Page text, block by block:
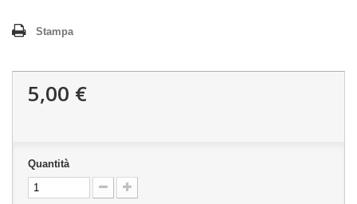
Stampa
5,00 €
Quantità